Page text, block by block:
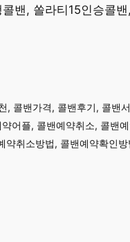
밴, 쏠라티15인승콜
콜밴가격, 콜밴후기, 콜
어플, 콜밴예약취소, 콜
취소방법, 콜밴예약확인